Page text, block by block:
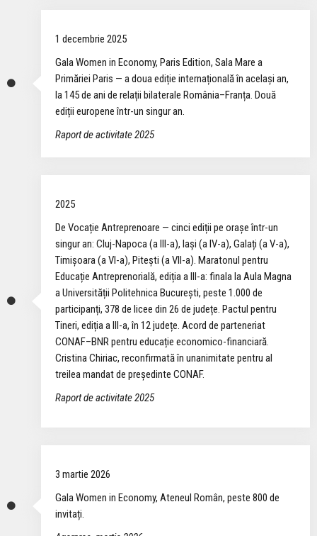
1 decembrie 2025
Gala Women in Economy, Paris Edition, Sala Mare a
Primăriei Paris — a doua ediție internațională în același an,
la 145 de ani de relații bilaterale România–Franța. Două
ediții europene într-un singur an.
Raport de activitate 2025
2025
De Vocație Antreprenoare — cinci ediții pe orașe într-un
singur an: Cluj-Napoca (a III-a), Iași (a IV-a), Galați (a V-a),
Timișoara (a VI-a), Pitești (a VII-a). Maratonul pentru
Educație Antreprenorială, ediția a III-a: finala la Aula Magna
a Universității Politehnica București, peste 1.000 de
participanți, 378 de licee din 26 de județe. Pactul pentru
Tineri, ediția a III-a, în 12 județe. Acord de parteneriat
CONAF–BNR pentru educație economico-financiară.
Cristina Chiriac, reconfirmată în unanimitate pentru al
treilea mandat de președinte CONAF.
Raport de activitate 2025
3 martie 2026
Gala Women in Economy, Ateneul Român, peste 800 de
invitați.